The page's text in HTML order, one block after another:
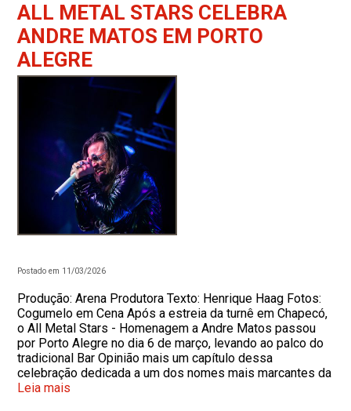
ALL METAL STARS CELEBRA
ANDRE MATOS EM PORTO
ALEGRE
Postado em 11/03/2026
Produção: Arena Produtora Texto: Henrique Haag Fotos:
Cogumelo em Cena Após a estreia da turnê em Chapecó,
o All Metal Stars - Homenagem a Andre Matos passou
por Porto Alegre no dia 6 de março, levando ao palco do
tradicional Bar Opinião mais um capítulo dessa
celebração dedicada a um dos nomes mais marcantes da
Leia mais